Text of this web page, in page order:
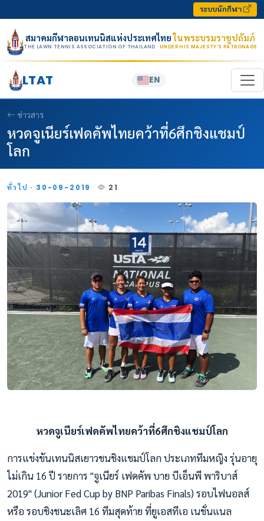
ระบบนักกีฬา
สมาคมกีฬาลอนเทนนิสแห่งประเทศไทยในพระบรมราชูปถัมภ์
THE LAWN TENNIS ASSOCIATION OF THAILAND · UNDER HIS MAJESTY’S PATRONAGE
LTAT EN
ข่าวสาร
หวดจูเนียร์เฟดคัพไทยคว้าที่6ศึกชิงแชมป์
โลก
ทั่วไป · 30-09-2019 21
หวดจูเนียร์เฟดคัพไทยคว้าที่6ศึกชิงแชมป์โลก
การแข่งขันเทนนิสเยาวชนชิงแชมป์โลก ประเภททีมหญิง รุ่นอายุ
ไม่เกิน 16 ปี รายการ "จูเนียร์ เฟดคัพ บาย บีเอ็นพี พาริบาส์
2019" (Junior Fed Cup by BNP Paribas Finals) รอบไฟนอลส์
หรือ รอบชิงชนะเลิศ 16 ทีมสุดท้าย ที่ยูเอสทีเอ เนชั่นแนล